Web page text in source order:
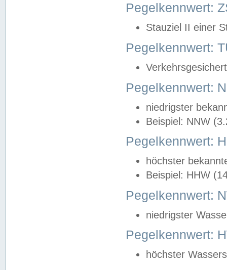
Pegelkennwert:
Stauziel II einer
Pegelkennwert:
Pegelkennwert:
niedrigster
Beispiel: NNW
Pegelkennwert:
höchster
Beispiel: HHW
Pegelkennwert:
niedrigster
Pegelkennwert:
höchster